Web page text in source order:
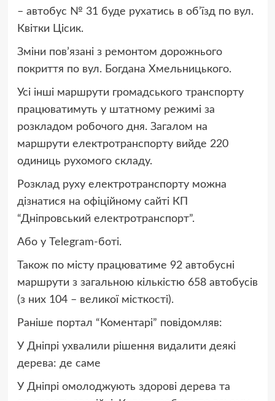
– автобус № 31 буде рухатись в об’їзд по вул.
Квітки Цісик.
Зміни пов’язані з ремонтом дорожнього
покриття по вул. Богдана Хмельницького.
Усі інші маршрути громадського транспорту
працюватимуть у штатному режимі за
розкладом робочого дня. Загалом на
маршрути електротранспорту вийде 220
одиниць рухомого складу.
Розклад руху електротранспорту можна
дізнатися на офіційному сайті КП
“Дніпровський електротранспорт”.
Або у Telegram-боті.
Також по місту працюватиме 92 автобусні
маршрути з загальною кількістю 658 автобусів
(з них 104 – великої місткості).
Раніше портал “Коментарі” повідомляв:
У Дніпрі ухвалили рішення видалити деякі
дерева: де саме
У Дніпрі омолоджують здорові дерева та